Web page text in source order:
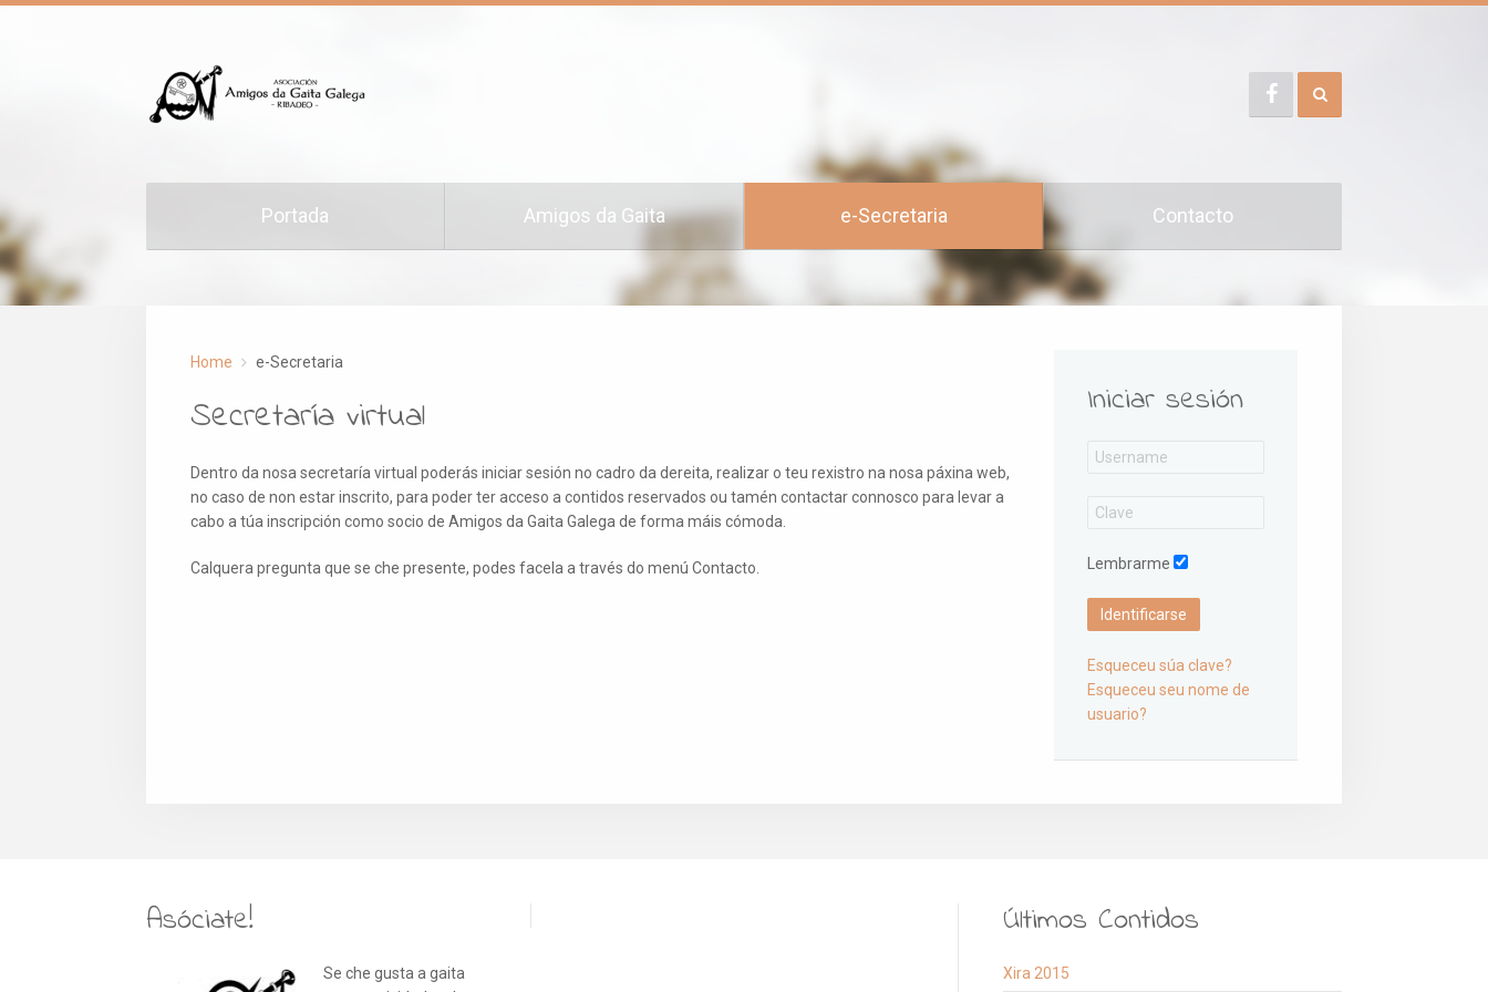
Portada Amigos da Gaita e-Secretaria Contacto
Home e-Secretaria
Secretaría virtual
Dentro da nosa secretaría virtual poderás iniciar sesión no cadro da dereita, realizar o teu rexistro na nosa páxina web,
no caso de non estar inscrito, para poder ter acceso a contidos reservados ou tamén contactar connosco para levar a
cabo a túa inscripción como socio de Amigos da Gaita Galega de forma máis cómoda.
Calquera pregunta que se che presente, podes facela a través do menú Contacto.
Iniciar sesión
Lembrarme
Identificarse
Esqueceu súa clave?
Esqueceu seu nome de
usuario?
Asóciate!
Se che gusta a gaita
Últimos Contidos
Xira 2015